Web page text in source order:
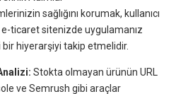
sağlığını korumak, kullanıcı
e-ticaret sitenizde uygulamanız
hiyerarşiyi takip etmelidir.
Stokta olmayan ürünün URL
ve Semrush gibi araçlar